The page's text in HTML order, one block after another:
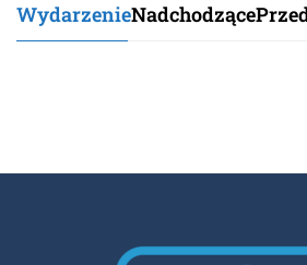
WydarzenieNadchodzące